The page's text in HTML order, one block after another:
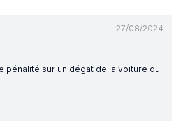
27/08/2024
pénalité sur un dégat de la voiture qui